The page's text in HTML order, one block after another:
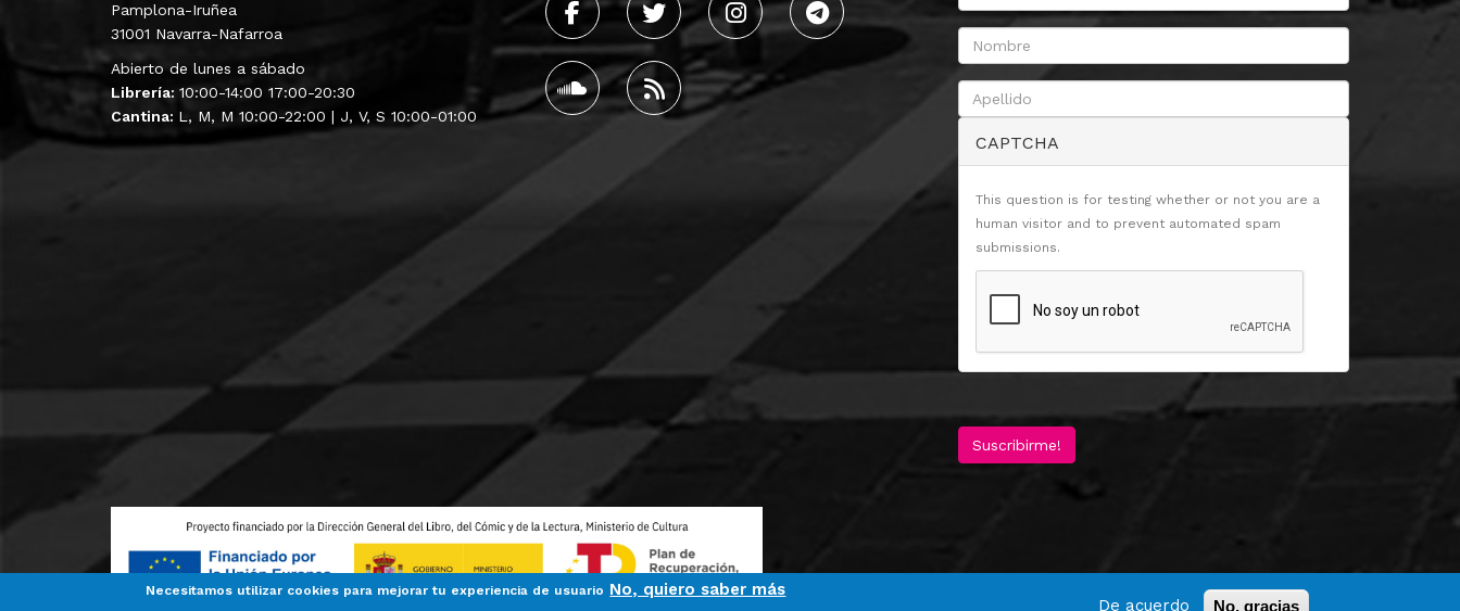
Pamplona-Iruñea
31001 Navarra-Nafarroa
Abierto de lunes a sábado
Librería: 10:00-14:00 17:00-20:30
Cantina: L, M, M 10:00-22:00 | J, V, S 10:00-01:00
CAPTCHA
This question is for testing whether or not you are a
human visitor and to prevent automated spam
submissions.
Suscribirme!
Necesitamos utilizar cookies para mejorar tu experiencia de usuario No, quiero saber más
De acuerdo
No, gracias